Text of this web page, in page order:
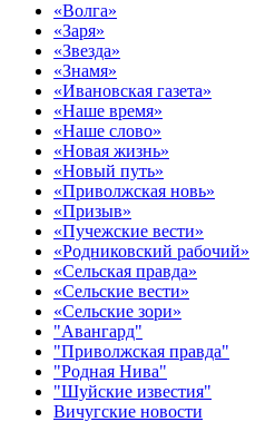
«Волга»
«Заря»
«Звезда»
«Знамя»
«Ивановская газета»
«Наше время»
«Наше слово»
«Новая жизнь»
«Новый путь»
«Приволжская новь»
«Призыв»
«Пучежские вести»
«Родниковский рабочий»
«Сельская правда»
«Сельские вести»
«Сельские зори»
"Авангард"
"Приволжская правда"
"Родная Нива"
"Шуйские известия"
Вичугские новости